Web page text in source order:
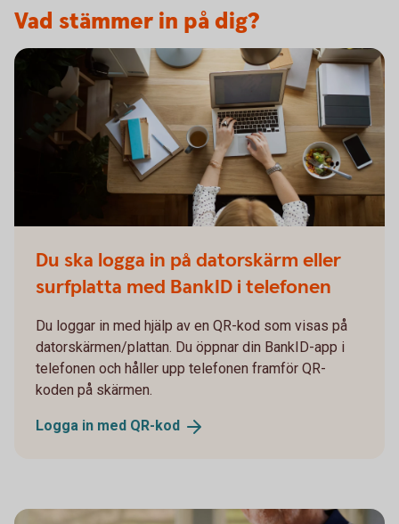
Vad stämmer in på dig?
Du ska logga in på datorskärm eller
surfplatta med BankID i telefonen
Du loggar in med hjälp av en QR-kod som visas på
datorskärmen/plattan. Du öppnar din BankID-app i
telefonen och håller upp telefonen framför QR-
koden på skärmen.
Logga in med QR-kod